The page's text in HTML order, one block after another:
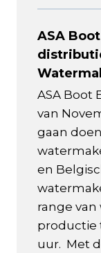
ASA
ASA Boot
van
gaan
en
range
productie
uur. Met